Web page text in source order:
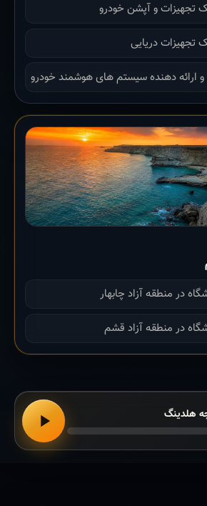
تجهیزات و آپشن خودرو
تجهیزات دریایی
و ارائه دهنده سیستم های هوشمند خودرو
در منطقه آزاد چابهار
در منطقه آزاد قشم
هلدینگ